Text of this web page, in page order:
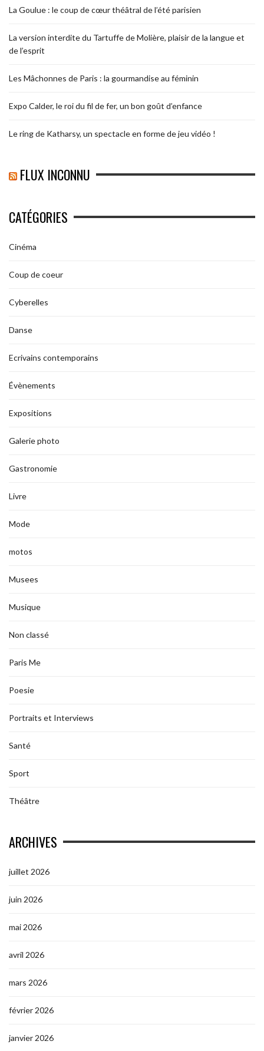
La Goulue : le coup de cœur théâtral de l’été parisien
La version interdite du Tartuffe de Molière, plaisir de la langue et
de l’esprit
Les Mâchonnes de Paris : la gourmandise au féminin
Expo Calder, le roi du fil de fer, un bon goût d’enfance
Le ring de Katharsy, un spectacle en forme de jeu vidéo !
FLUX INCONNU
CATÉGORIES
Cinéma
Coup de coeur
Cyberelles
Danse
Ecrivains contemporains
Évènements
Expositions
Galerie photo
Gastronomie
Livre
Mode
motos
Musees
Musique
Non classé
Paris Me
Poesie
Portraits et Interviews
Santé
Sport
Théâtre
ARCHIVES
juillet 2026
juin 2026
mai 2026
avril 2026
mars 2026
février 2026
janvier 2026